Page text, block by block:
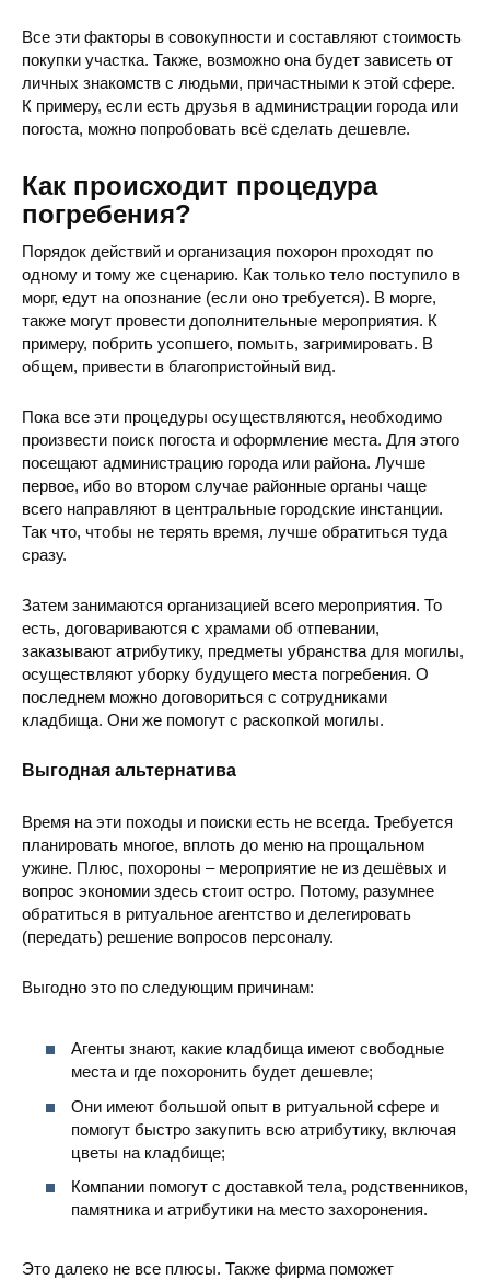
Кладбище Гречковка ул. Шевченка, Смела,
Все эти факторы в совокупности и составляют стоимость
покупки участка. Также, возможно она будет зависеть от
личных знакомств с людьми, причастными к этой сфере.
К примеру, если есть друзья в администрации города или
погоста, можно попробовать всё сделать дешевле.
Как происходит процедура
погребения?
Порядок действий и организация похорон проходят по
одному и тому же сценарию. Как только тело поступило в
морг, едут на опознание (если оно требуется). В морге,
также могут провести дополнительные мероприятия. К
примеру, побрить усопшего, помыть, загримировать. В
общем, привести в благопристойный вид.
Пока все эти процедуры осуществляются, необходимо
произвести поиск погоста и оформление места. Для этого
посещают администрацию города или района. Лучше
первое, ибо во втором случае районные органы чаще
всего направляют в центральные городские инстанции.
Так что, чтобы не терять время, лучше обратиться туда
сразу.
Затем занимаются организацией всего мероприятия. То
есть, договариваются с храмами об отпевании,
заказывают атрибутику, предметы убранства для могилы,
осуществляют уборку будущего места погребения. О
последнем можно договориться с сотрудниками
кладбища. Они же помогут с раскопкой могилы.
Выгодная альтернатива
Время на эти походы и поиски есть не всегда. Требуется
планировать многое, вплоть до меню на прощальном
ужине. Плюс, похороны – мероприятие не из дешёвых и
вопрос экономии здесь стоит остро. Потому, разумнее
обратиться в ритуальное агентство и делегировать
(передать) решение вопросов персоналу.
Выгодно это по следующим причинам:
Агенты знают, какие кладбища имеют свободные
места и где похоронить будет дешевле;
Они имеют большой опыт в ритуальной сфере и
помогут быстро закупить всю атрибутику, включая
цветы на кладбище;
Компании помогут с доставкой тела, родственников,
памятника и атрибутики на место захоронения.
Это далеко не все плюсы. Также фирма поможет